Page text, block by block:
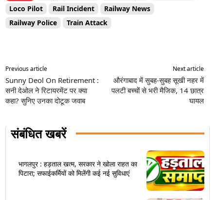
Loco Pilot
Rail Incident
Railway News
Railway Police
Train Attack
Previous article
Sunny Deol On Retirement :
सनी देओल ने रिटायरमेंट पर क्या
कहा? सुनिए उनका दोटूक जवाब
Next article
औरंगाबाद में सुबह-सुबह सूखी नहर में
पलटी बच्चों से भरी मैजिक, 14 छात्र
घायल
संबंधित खबरें
भागलपुर : हड़ताल खत्म, सरकार ने खोला राहत का
पिटारा; सफाईकर्मियों को मिलेंगी कई नई सुविधाएं